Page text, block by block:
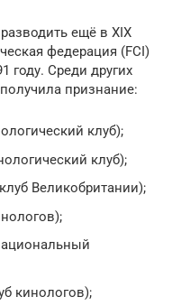
ещё в XIX
федерация (FCI)
году. Среди других
признание:
клуб);
клуб);
Великобритании);
кинологов);